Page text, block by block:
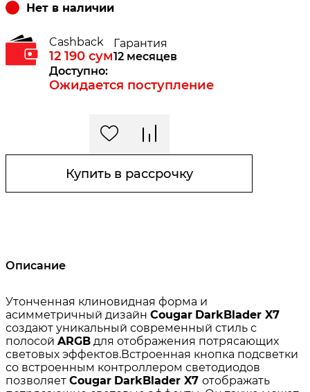
Нет в наличии
Cashback
12 190 сум
Гарантия
12 месяцев
Доступно:
Ожидается поступление
Купить в рассрочку
Описание